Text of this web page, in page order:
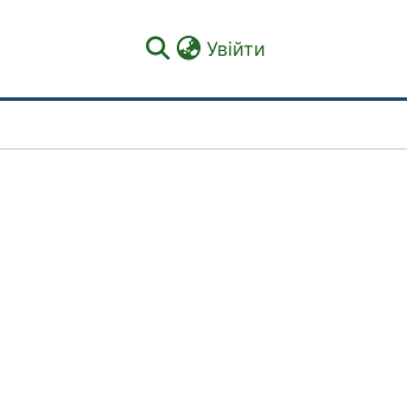
Увійти